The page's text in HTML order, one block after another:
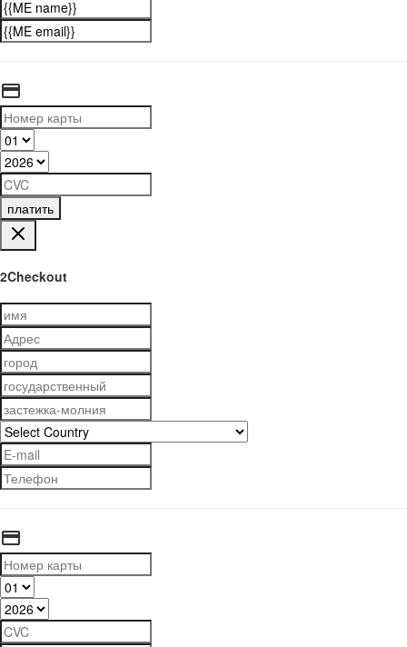
платить
2Checkout